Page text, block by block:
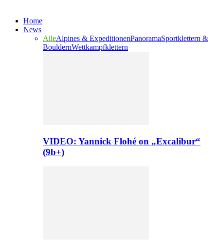
Home
News
AlleAlpines & ExpeditionenPanoramaSportklettern &
BouldernWettkampfklettern
VIDEO: Yannick Flohé on „Excalibur“
(9b+)